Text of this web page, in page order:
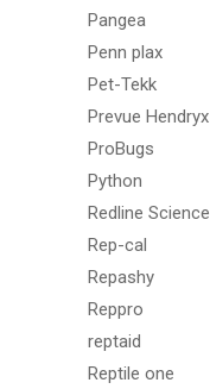
Pangea
Penn plax
Pet-Tekk
Prevue Hendryx
ProBugs
Python
Redline Science
Rep-cal
Repashy
Reppro
reptaid
Reptile one